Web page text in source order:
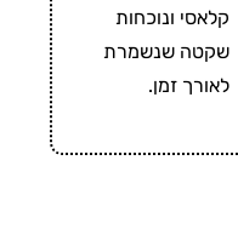
קלאסי ונוכחות
שקטה שנשמרת
לאורך זמן.